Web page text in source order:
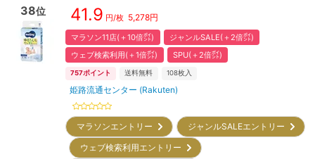
38位 41.9 円/枚 5,278円
マラソン11店(＋10倍㌽)
ジャンルSALE(＋2倍㌽)
ウェブ検索利用(＋1倍㌽)
SPU(＋2倍㌽)
757ポイント 送料無料 108枚入
姫路流通センター (Rakuten)
マラソンエントリー
ジャンルSALEエントリー
ウェブ検索利用エントリー